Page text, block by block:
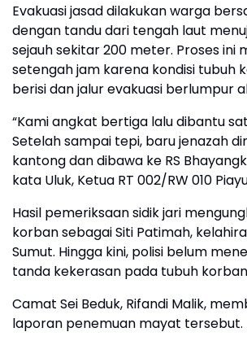
Evakuasi jasad dilakukan warga
dengan tandu dari tengah laut
sejauh sekitar 200 meter. Proses ini
setengah jam karena kondisi tubuh
berisi dan jalur evakuasi berlumpur
“Kami angkat bertiga lalu dibantu
Setelah sampai tepi, baru jenazah
kantong dan dibawa ke RS
kata Uluk, Ketua RT 002/RW 010
Hasil pemeriksaan sidik jari
korban sebagai Siti Patimah,
Sumut. Hingga kini, polisi belum
tanda kekerasan pada tubuh
Camat Sei Beduk, Rifandi Malik,
laporan penemuan mayat tersebut.